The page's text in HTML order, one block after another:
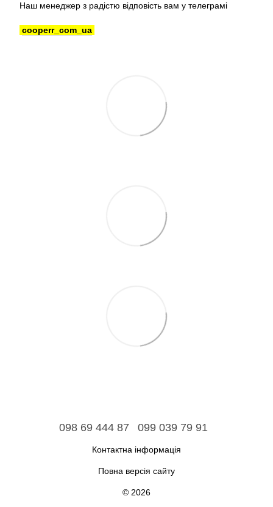
Наш менеджер з радістю відповість вам у телеграмі
cooperr_com_ua
098 69 444 87 099 039 79 91
Контактна інформація
Повна версія сайту
© 2026